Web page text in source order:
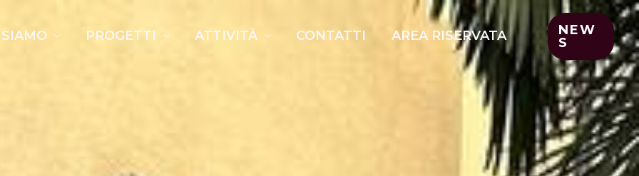
PROGETTI ATTIVITÀ CONTATTI AREA RISERVATA
NEW
S